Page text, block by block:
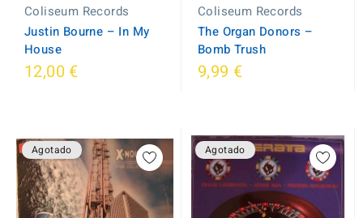
Coliseum Records
Justin Bourne ‎– In My
House
12,00 €
Coliseum Records
The Organ Donors ‎–
Bomb Trush
9,99 €
Agotado Agotado